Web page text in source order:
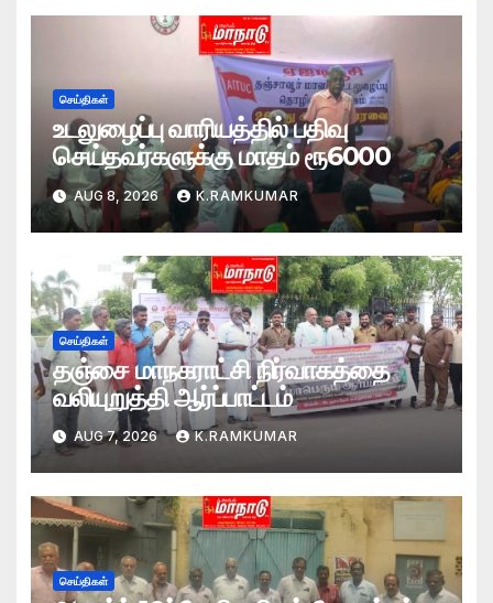
செய்திகள்
உடலுழைப்பு வாரியத்தில் பதிவு
செய்தவர்களுக்கு மாதம் ரூ6000
AUG 8, 2026 K.RAMKUMAR
செய்திகள்
தஞ்சை மாநகராட்சி நிர்வாகத்தை
வலியுறுத்தி ஆர்ப்பாட்டம்
AUG 7, 2026 K.RAMKUMAR
செய்திகள்